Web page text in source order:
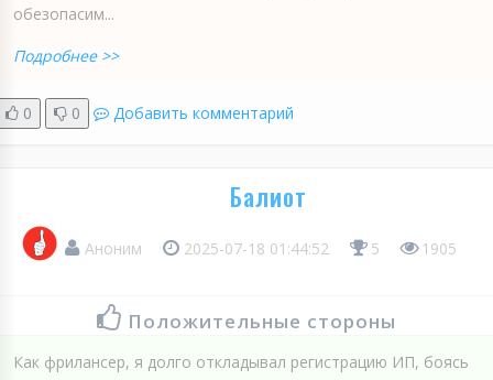
обезопасим...
Подробнее >>
0 0 Добавить комментарий
Балиот
Аноним 2025-07-18 01:44:52 5 1905
Положительные стороны
Как фрилансер, я долго откладывал регистрацию ИП, боясь